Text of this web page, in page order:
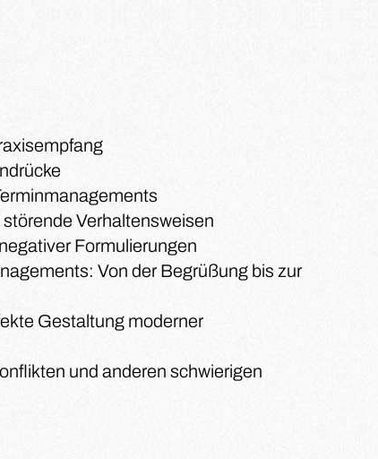
Verhaltensweisen
Formulierungen
Von der Begrüßung bis zur
Gestaltung moderner
und anderen schwierigen